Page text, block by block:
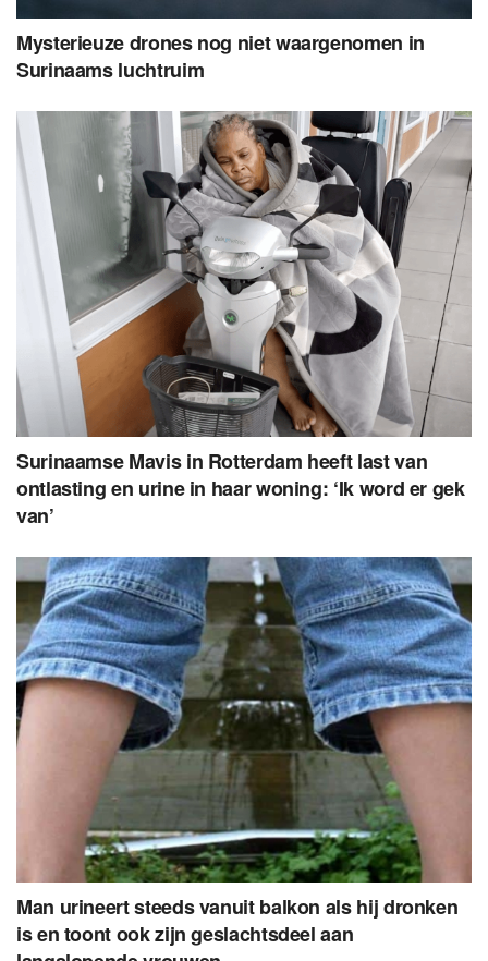
Mysterieuze drones nog niet waargenomen in
Surinaams luchtruim
Surinaamse Mavis in Rotterdam heeft last van
ontlasting en urine in haar woning: ‘Ik word er gek
van’
Man urineert steeds vanuit balkon als hij dronken
is en toont ook zijn geslachtsdeel aan